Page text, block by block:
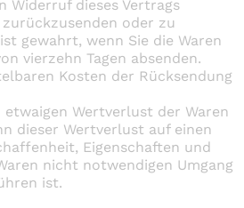
Widerruf dieses Vertrags
oder zu
gewahrt, wenn Sie die Waren
vierzehn Tagen absenden.
Kosten der Rücksendung
etwaigen Wertverlust der Waren
dieser Wertverlust auf einen
Eigenschaften und
nicht notwendigen Umgang
ist.